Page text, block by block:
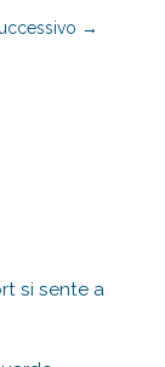
si sente a
→